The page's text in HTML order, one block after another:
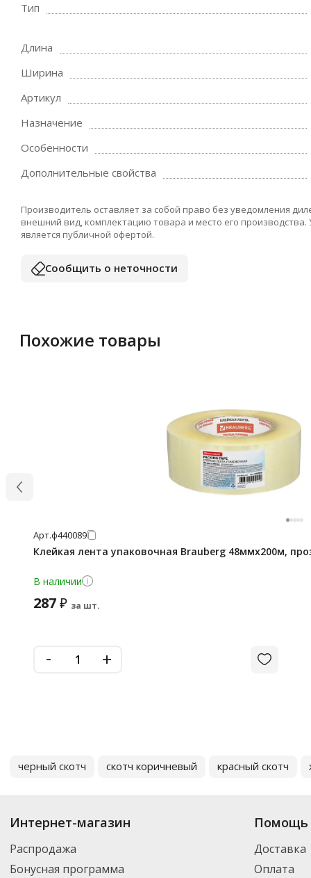
Тип
Длина
Ширина
Артикул
Назначение
Особенности
Дополнительные свойства
Производитель оставляет за собой право без уведомления
внешний вид, комплектацию товара и место его
является публичной офертой.
Сообщить о неточности
Похожие товары
Арт.ф440089
Клейкая лента упаковочная Brauberg 48ммх200м,
В наличии
287₽ за шт.
- +
черный скотч скотч коричневый красный скотч
Интернет-магазин
Распродажа
Бонусная программа
Помощь
Доставка
Оплата